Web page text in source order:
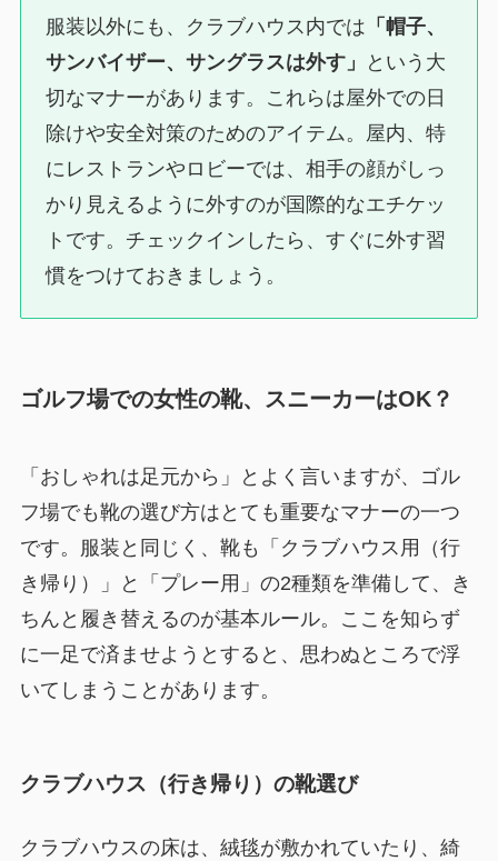
服装以外にも、クラブハウス内では 「帽子、
サンバイザー、サングラスは外す」
という大
切なマナーがあります。これらは屋外での日
除けや安全対策のためのアイテム。屋内、特
にレストランやロビーでは、相手の顔がしっ
かり見えるように外すのが国際的なエチケッ
トです。チェックインしたら、すぐに外す習
慣をつけておきましょう。
ゴルフ場での女性の靴、スニーカーはOK？
「おしゃれは足元から」とよく言いますが、ゴル
フ場でも靴の選び方はとても重要なマナーの一つ
です。服装と同じく、靴も「クラブハウス用（行
き帰り）」と「プレー用」の2種類を準備して、き
ちんと履き替えるのが基本ルール。ここを知らず
に一足で済ませようとすると、思わぬところで浮
いてしまうことがあります。
クラブハウス（行き帰り）の靴選び
クラブハウスの床は、絨毯が敷かれていたり、綺